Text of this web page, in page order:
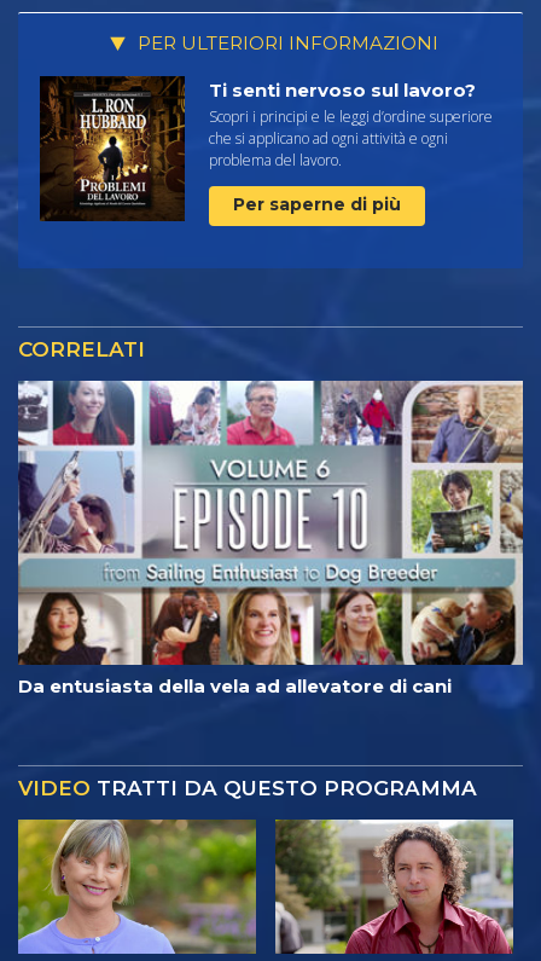
PER ULTERIORI INFORMAZIONI
Ti senti nervoso sul lavoro?
Scopri i principi e le leggi d’ordine superiore
che si applicano ad ogni attività e ogni
problema del lavoro.
Per saperne di più
CORRELATI
Da entusiasta della vela ad allevatore di cani
VIDEO TRATTI DA QUESTO PROGRAMMA